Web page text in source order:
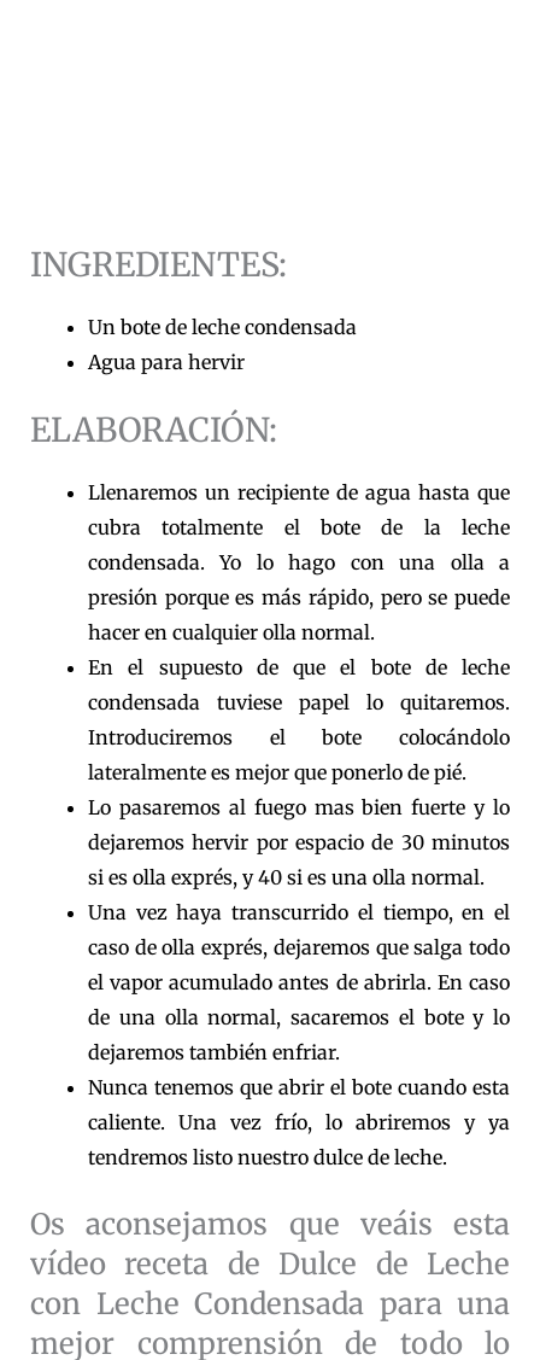
INGREDIENTES:
Un bote de leche condensada
Agua para hervir
ELABORACIÓN:
Llenaremos un recipiente de agua hasta que
cubra totalmente el bote de la leche
condensada. Yo lo hago con una olla a
presión porque es más rápido, pero se puede
hacer en cualquier olla normal.
En el supuesto de que el bote de leche
condensada tuviese papel lo quitaremos.
Introduciremos el bote colocándolo
lateralmente es mejor que ponerlo de pié.
Lo pasaremos al fuego mas bien fuerte y lo
dejaremos hervir por espacio de 30 minutos
si es olla exprés, y 40 si es una olla normal.
Una vez haya transcurrido el tiempo, en el
caso de olla exprés, dejaremos que salga todo
el vapor acumulado antes de abrirla. En caso
de una olla normal, sacaremos el bote y lo
dejaremos también enfriar.
Nunca tenemos que abrir el bote cuando esta
caliente. Una vez frío, lo abriremos y ya
tendremos listo nuestro dulce de leche.
Os aconsejamos que veáis esta
vídeo receta de Dulce de Leche
con Leche Condensada para una
mejor comprensión de todo lo